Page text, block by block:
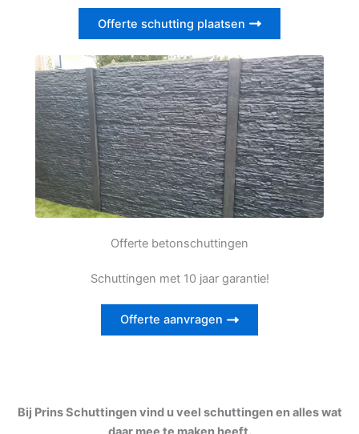
Offerte schutting plaatsen
Offerte betonschuttingen
Schuttingen met 10 jaar garantie!
Offerte aanvragen
Bij Prins Schuttingen vind u veel schuttingen en alles wat